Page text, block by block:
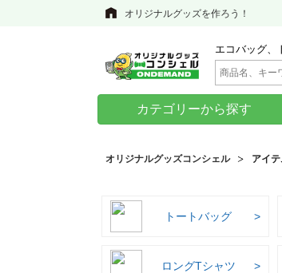
オリジナルグッズを作ろう！
エコバッグ、
カテゴリーから探す
オリジナルグッズコンシェル アイ
トートバッグ
ロングTシャツ